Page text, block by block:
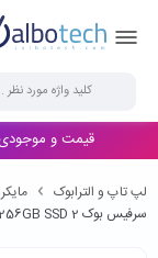
قیمت و
لپ تاپ و الترابوک
سرفیس بوک 2 Surface Book 2 i5-7300U 8GB RAM 256GB SSD